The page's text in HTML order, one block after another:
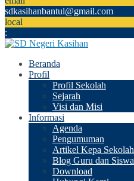
sdkasihanbantul@gmail.com
local
:
Beranda
Profil
Profil Sekolah
Sejarah
Visi dan Misi
Informasi
Agenda
Pengumuman
Artikel Kepa Sekolah
Blog Guru dan Siswa
Download